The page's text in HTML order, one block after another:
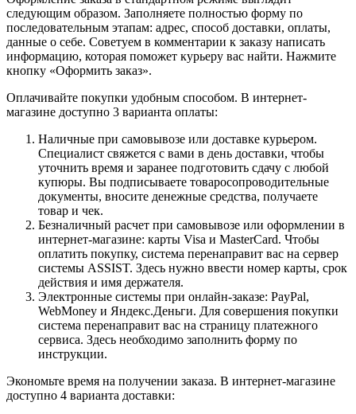
следующим образом. Заполняете полностью форму по
последовательным этапам: адрес, способ доставки, оплаты,
данные о себе. Советуем в комментарии к заказу написать
информацию, которая поможет курьеру вас найти. Нажмите
кнопку «Оформить заказ».
Оплачивайте покупки удобным способом. В интернет-
магазине доступно 3 варианта оплаты:
Наличные при самовывозе или доставке курьером.
Специалист свяжется с вами в день доставки, чтобы
уточнить время и заранее подготовить сдачу с любой
купюры. Вы подписываете товаросопроводительные
документы, вносите денежные средства, получаете
товар и чек.
Безналичный расчет при самовывозе или оформлении в
интернет-магазине: карты Visa и MasterCard. Чтобы
оплатить покупку, система перенаправит вас на сервер
системы ASSIST. Здесь нужно ввести номер карты, срок
действия и имя держателя.
Электронные системы при онлайн-заказе: PayPal,
WebMoney и Яндекс.Деньги. Для совершения покупки
система перенаправит вас на страницу платежного
сервиса. Здесь необходимо заполнить форму по
инструкции.
Экономьте время на получении заказа. В интернет-магазине
доступно 4 варианта доставки: